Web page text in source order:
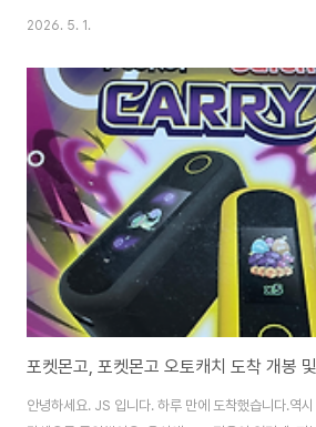
폼으로 신청하면 확인 후 카드를 배송해 준다고 합니
히 증가 5월 1일부터 시작되는 한국의 최대 휴가 기
람들이 거의 다 참가할 거라는 생각은 못해본 건 아닐
된 느낌. 다음 주에 참여하려고 했는데... 불안한 느낌
수 이벤트 카드를 더 만들어라!
2026. 5. 1.
포켓몬고, 포켓몬고 오토캐치 도착 개봉 및
안녕하세요. JS 입니다. 하루 만에 도착했습니다.역